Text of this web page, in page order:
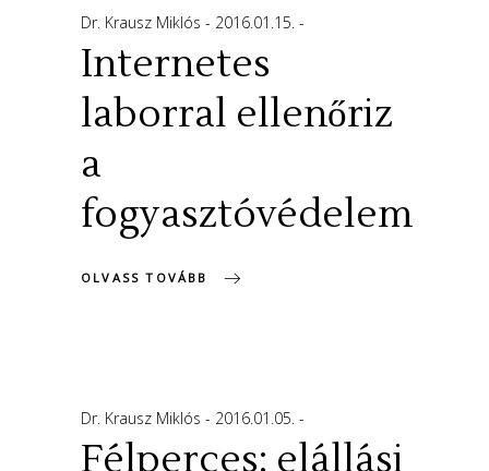
Dr. Krausz Miklós 2016.01.15.
Internetes
laborral ellenőriz
a
fogyasztóvédelem
OLVASS TOVÁBB
Dr. Krausz Miklós 2016.01.05.
Félperces: elállási